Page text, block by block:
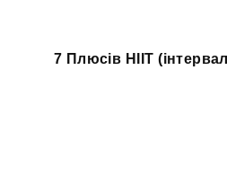
7 Плюсів HIIT